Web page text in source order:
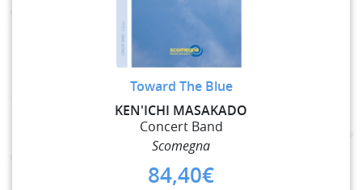
Toward The Blue
KEN'ICHI MASAKADO
Concert Band
Scomegna
84,40€